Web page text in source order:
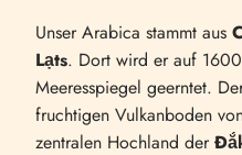
Unser Arabica stammt aus
Lạts. Dort wird er auf
Meeresspiegel geerntet.
fruchtigen Vulkanboden
zentralen Hochland der